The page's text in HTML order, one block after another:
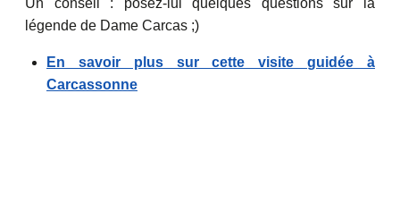
légende de Dame Carcas ;)
En savoir plus sur cette visite guidée à
Carcassonne